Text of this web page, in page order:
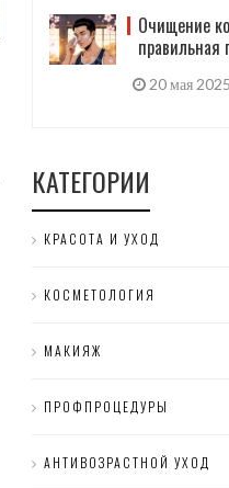
Очищение
правильная
20 мая 2025
КАТЕГОРИИ
КРАСОТА И УХОД
КОСМЕТОЛОГИЯ
МАКИЯЖ
ПРОФПРОЦЕДУРЫ
АНТИВОЗРАСТНОЙ УХОД